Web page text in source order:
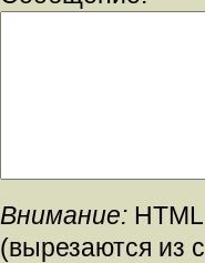
Внимание:
(вырезаются из